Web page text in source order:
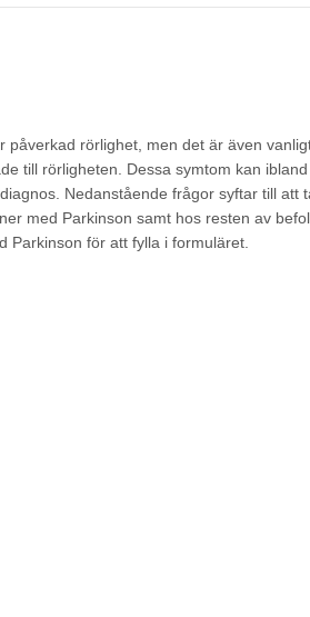
​påverkad​ ​rörlighet,​ ​men​ ​det​ ​är​ ​även​
​till​ ​rörligheten.​ ​Dessa​ ​symtom​ ​kan​
​Nedanstående​ ​frågor​ ​syftar​ ​till​ ​att​
​med​ ​Parkinson​ ​samt​ ​hos​ ​resten​ ​av
​Parkinson​ ​för​ ​att​ ​fylla​ ​i​ ​formuläret.